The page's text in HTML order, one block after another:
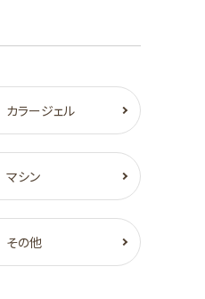
カラージェル
マシン
その他